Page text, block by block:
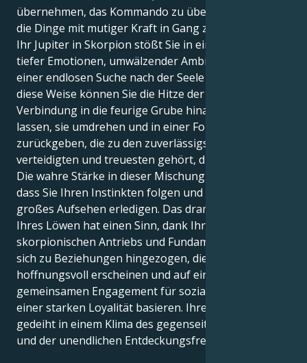
übernehmen, das Kommando zu übernehmen und
die Dinge mit mutiger Kraft in Gang zu bringen. Aber
Ihr Jupiter in Skorpion stößt Sie in ein Universum
tiefer Emotionen, umwälzender Ambitionen und
einer endlosen Suche nach der Seele von allem. Auf
diese Weise können Sie die Hitze der menschlichen
Verbindung in die feurige Grube hinabsteigen
lassen, sie umdrehen und in einer Form
zurückgeben, die zu den zuverlässigsten, am besten
verteidigten und treuesten gehört, die es gibt.
Die wahre Stärke in dieser Mischung besteht darin,
dass Sie Ihren Instinkten folgen und die Dinge ohne
großes Aufsehen erledigen. Das dramatische Flair
Ihres Löwen hat einen Sinn, dank Ihres
skorpionischen Antriebs und Fundaments. Sie fühlen
sich zu Beziehungen hingezogen, die expansiv und
hoffnungsvoll erscheinen und auf einem
gemeinsamen Engagement für soziale Belange und
einer starken Loyalität basieren. Ihre Energie
gedeiht in einem Klima des gegenseitigen Respekts
und der unendlichen Entdeckungsfreude.